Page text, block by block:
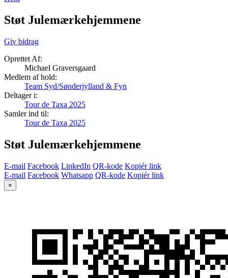
Støt Julemærkehjemmene
Giv bidrag
Oprettet Af:
Michael Graversgaard
Medlem af hold:
Team Syd/Sønderjylland & Fyn
Deltager i:
Tour de Taxa 2025
Samler ind til:
Tour de Taxa 2025
Støt Julemærkehjemmene
E-mail Facebook LinkedIn QR-kode Kopiér link
E-mail Facebook Whatsapp QR-kode Kopiér link
×